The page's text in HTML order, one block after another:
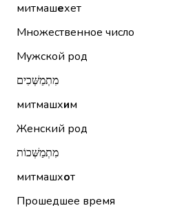
митмашехет
Множественное число
Мужской род
מִתְמַשְּׁכִים
митмашхим
Женский род
מִתְמַשְּׁכוֹת
митмашхот
Прошедшее время